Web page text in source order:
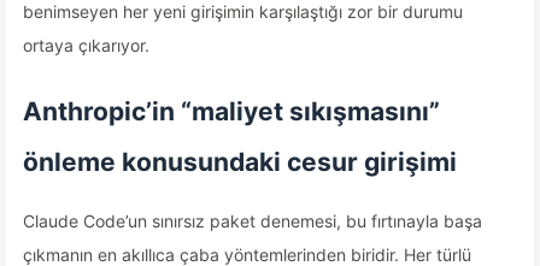
benimseyen her yeni girişimin karşılaştığı zor bir durumu
ortaya çıkarıyor.
Anthropic’in “maliyet sıkışmasını”
önleme konusundaki cesur girişimi
Claude Code’un sınırsız paket denemesi, bu fırtınayla başa
çıkmanın en akıllıca çaba yöntemlerinden biridir. Her türlü